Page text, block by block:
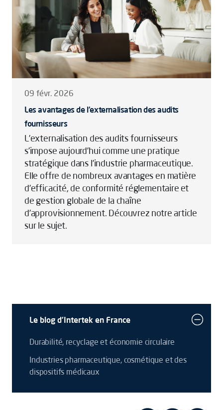
09 févr. 2026
Les avantages de l’externalisation des audits
fournisseurs
L’externalisation des audits fournisseurs
s’impose aujourd’hui comme une pratique
stratégique dans l’industrie pharmaceutique.
Elle offre de nombreux avantages en matière
d’efficacité, de conformité réglementaire et
de gestion globale de la chaîne
d’approvisionnement. Découvrez notre article
sur le sujet.
Le blog d'Intertek en France
Durabilité, recyclage et économie circulaire
Industries pharmaceutique, cosmétique et des
dispositifs médicaux